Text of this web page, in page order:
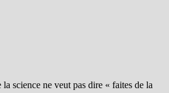
science ne veut pas dire « faites de la